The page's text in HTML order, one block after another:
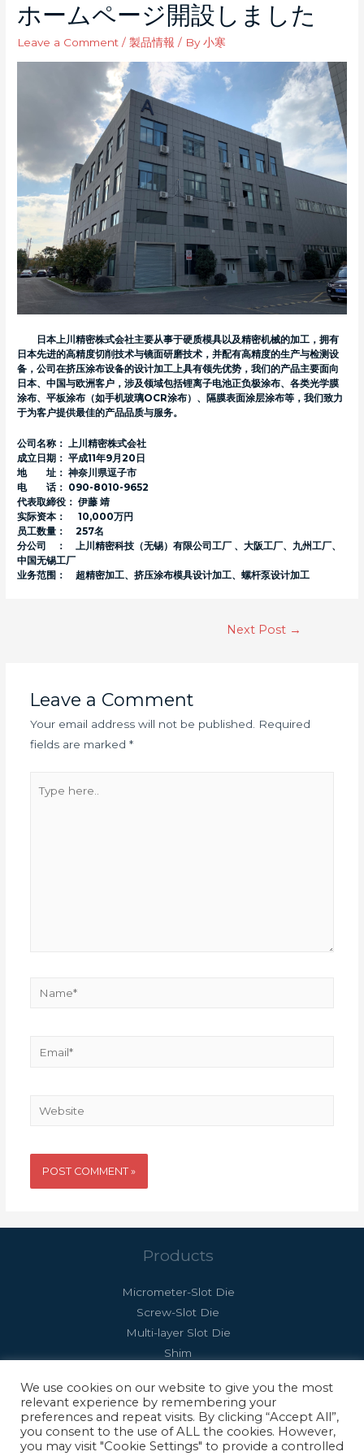
ホームページ開設しました
Leave a Comment /製品情報 / By小寒
日本上川精密株式会社主要从事于硬质模具以及精密机械的加工，拥有
日本先进的高精度切削技术与镜面研磨技术，并配有高精度的生产与检测设
备，公司在挤压涂布设备的设计加工上具有领先优势，我们的产品主要面向
日本、中国与欧洲客户，涉及领域包括锂离子电池正负极涂布、各类光学膜
涂布、平板涂布（如手机玻璃OCR涂布）、隔膜表面涂层涂布等，我们致力
于为客户提供最佳的产品品质与服务。
公司名称： 上川精密株式会社
成立日期： 平成11年9月20日
地 址： 神奈川県逗子市
电 话： 090-8010-9652
代表取締役： 伊藤 靖
实际资本： 10,000万円
员工数量： 257名
分公司 ： 上川精密科技（无锡）有限公司工厂 、大阪工厂、九州工厂、
中国无锡工厂
业务范围： 超精密加工、挤压涂布模具设计加工、螺杆泵设计加工
Next Post →
Leave a Comment
Your email address will not be published. Required
fields are marked *
here..
Website
Products
Micrometer-Slot Die
Screw-Slot Die
Multi-layer Slot Die
Shim
We use cookies on our website to give you the most
relevant experience by remembering your
preferences and repeat visits. By clicking “Accept All”,
you consent to the use of ALL the cookies. However,
you may visit "Cookie Settings" to provide a controlled